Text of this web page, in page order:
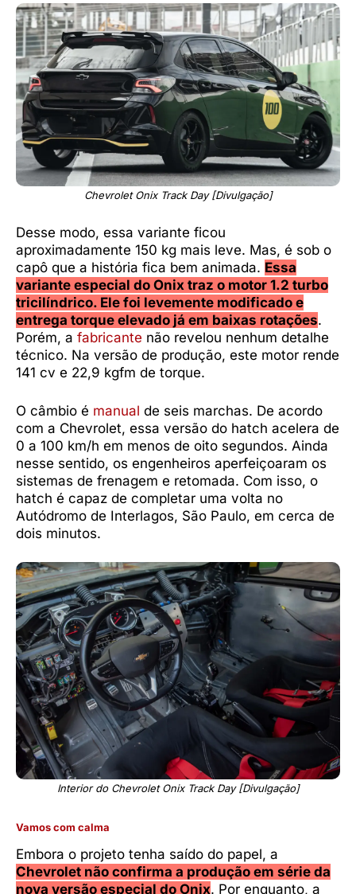
Chevrolet Onix Track Day [Divulgação]
Desse modo, essa variante ficou
aproximadamente 150 kg mais leve. Mas, é sob o
capô que a história fica bem animada. Essa
variante especial do Onix traz o motor 1.2 turbo
tricilíndrico. Ele foi levemente modificado e
entrega torque elevado já em baixas rotações.
Porém, a fabricante não revelou nenhum detalhe
técnico. Na versão de produção, este motor rende
141 cv e 22,9 kgfm de torque.
O câmbio é manual de seis marchas. De acordo
com a Chevrolet, essa versão do hatch acelera de
0 a 100 km/h em menos de oito segundos. Ainda
nesse sentido, os engenheiros aperfeiçoaram os
sistemas de frenagem e retomada. Com isso, o
hatch é capaz de completar uma volta no
Autódromo de Interlagos, São Paulo, em cerca de
dois minutos.
Interior do Chevrolet Onix Track Day [Divulgação]
Vamos com calma
Embora o projeto tenha saído do papel, a
Chevrolet não confirma a produção em série da
nova versão especial do Onix. Por enquanto, a